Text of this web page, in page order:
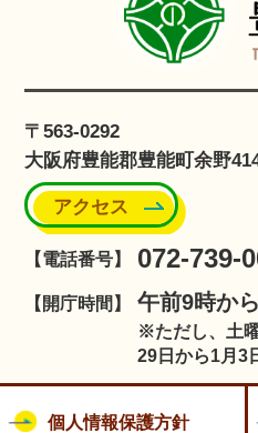
〒563-0292
大阪府豊能郡豊能町余野
アクセス
【電話番号】 072-739-
【開庁時間】 午前9時か
※ただし、土
29日から1月3
個人情報保護方針